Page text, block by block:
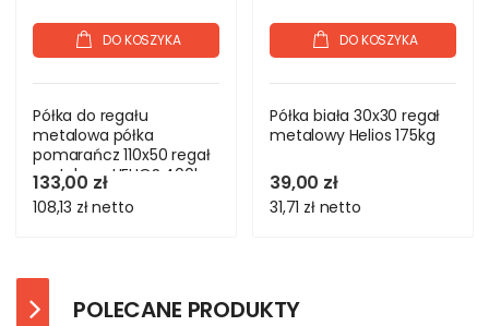
DO KOSZYKA
Półka do regału
metalowa półka
pomarańcz 110x50 regał
metalowy HELIOS 400kg
133,00 zł
108,13 złnetto
DO KOSZYKA
Półka biała 30x30 regał
metalowy Helios 175kg
39,00 zł
31,71 zł netto
POLECANE PRODUKTY